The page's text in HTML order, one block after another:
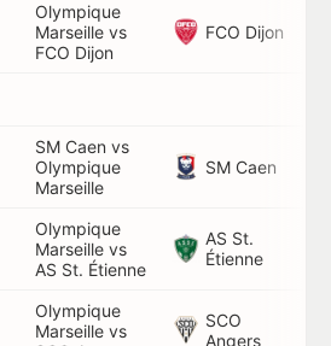
Olympique
Marseille vs
FCO Dijon
FCO Dijon
SM Caen vs
Olympique
Marseille
SM Caen
Olympique
Marseille vs
AS St. Étienne
AS St.
Étienne
Olympique
Marseille vs
SCO
Angers